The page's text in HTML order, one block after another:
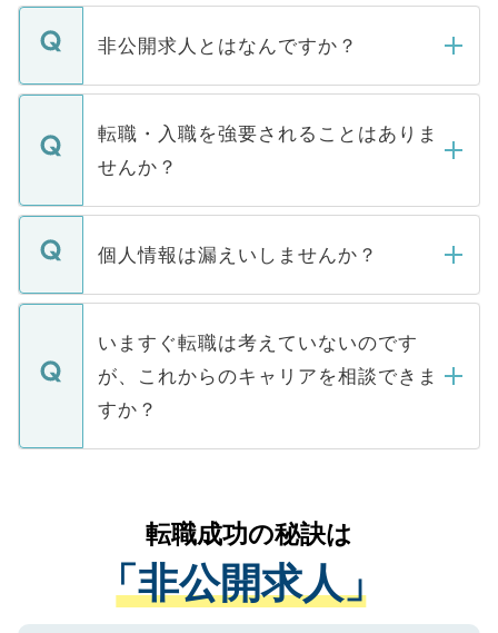
ご登録いただきましたら、弊社担当者がご
登録内容を確認し、その後メールもしくは
ます。通常、5営業日以内にはご連絡をせて
いただきますので、しばらくお待ちくださ
非公開求人とはなんですか？
マイナビDOCTORで取り扱っている求人の
うち約3割は、Webサイトからご覧いただ
けない「非公開求人」です。非公開求人は
下記の理由によって、一般には公開してい
ません。
■応募殺到を避けるため 人気のある医療機
関を公にしてしまうと、応募が殺到する場
に、医療機関が求める条件に合った人材の
みを人材紹介会社に依頼するケースが増え
ています。
転職・入職を強要されることはありま
せんか？
転職・入職を強要することは一切ありませ
ん。また、仮に応募先から内定をいただい
定を承諾する必要はありません。内定先へ
の辞退の連絡はキャリアパートナーが行い
個人情報は漏えいしませんか？
個人情報が漏えいすることはありませんの
で、ご安心ください。当サイトからの登録
などで収集したご登録者様の個人情報は、
ご本人のキャリアアップおよび転職活動の
支援を目的に使用いたします。お預かりし
ているすべての個人データはご本人の許可
は、個人情報の取り扱いについての厳密な
管理基準を満たした事業者のみに付与され
る、プライバシーマークを取得済みです。
いますぐ転職は考えていないのです
が、これからのキャリアを相談できま
すか？
かがいして、現在の医療機関の状況や紹介
経験をまじえながら、適切なアドバイスを
させていただきます。すぐにご転職をされ
ない方には、長期的なサポートが可能です
転職成功の秘訣は
「非公開求人」